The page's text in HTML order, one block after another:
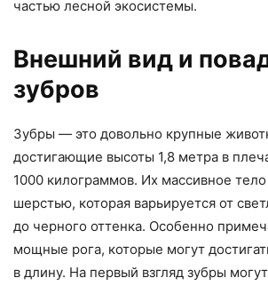
частью лесной экосистемы.
Внешний вид и
зубров
Зубры — это довольно крупные
достигающие высоты 1,8 метра в
1000 килограммов. Их массивное
шерстью, которая варьируется от
до черного оттенка. Особенно
мощные рога, которые могут
в длину. На первый взгляд зубры